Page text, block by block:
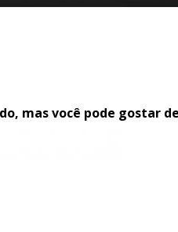
mas você pode gostar